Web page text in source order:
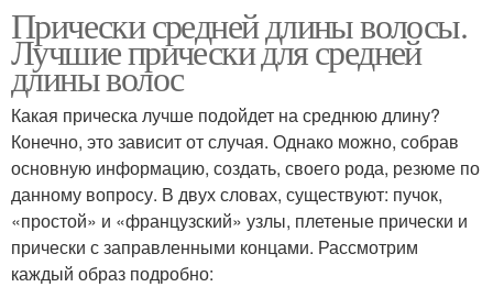
Пучок с косичкой
Прически средней длины волосы.
Лучшие прически для средней
длины волос
Какая прическа лучше подойдет на среднюю длину?
Конечно, это зависит от случая. Однако можно, собрав
основную информацию, создать, своего рода, резюме по
данному вопросу. В двух словах, существуют: пучок,
«простой» и «французский» узлы, плетеные прически и
прически с заправленными концами. Рассмотрим
каждый образ подробно: